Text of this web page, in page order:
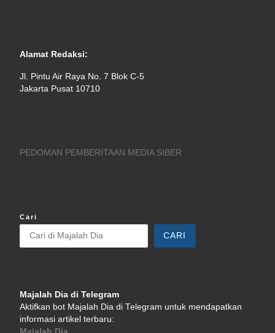
Alamat Redaksi:
Jl. Pintu Air Raya No. 7 Blok C-5
Jakarta Pusat 10710
PEDOMAN PEMBERITAAN MEDIA SIBER
Cari
CARI
Majalah Dia di Telegram
Aktifkan bot Majalah Dia di Telegram untuk mendapatkan
informasi artikel terbaru: